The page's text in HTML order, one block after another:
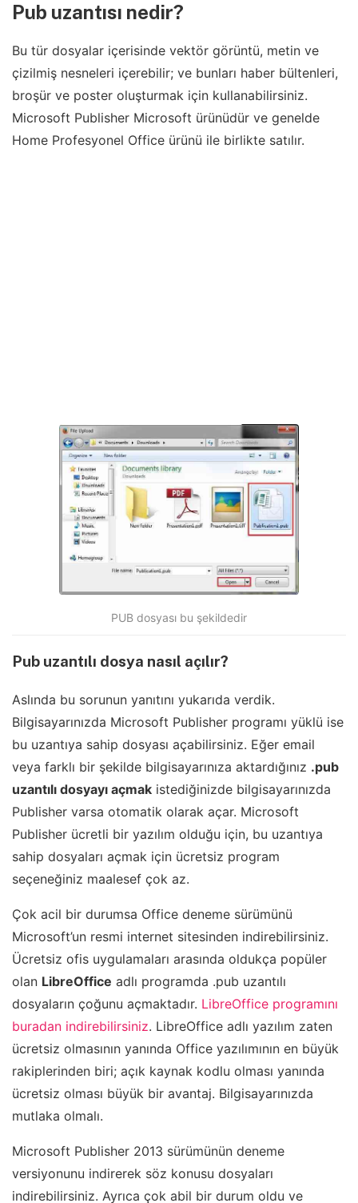
Pub uzantısı nedir?
Bu tür dosyalar içerisinde vektör görüntü, metin ve
çizilmiş nesneleri içerebilir; ve bunları haber bültenleri,
broşür ve poster oluşturmak için kullanabilirsiniz.
Microsoft Publisher Microsoft ürünüdür ve genelde
Home Profesyonel Office ürünü ile birlikte satılır.
PUB dosyası bu şekildedir
Pub uzantılı dosya nasıl açılır?
Aslında bu sorunun yanıtını yukarıda verdik.
Bilgisayarınızda Microsoft Publisher programı yüklü ise
bu uzantıya sahip dosyası açabilirsiniz. Eğer email
veya farklı bir şekilde bilgisayarınıza aktardığınız .pub
uzantılı dosyayı açmak istediğinizde bilgisayarınızda
Publisher varsa otomatik olarak açar. Microsoft
Publisher ücretli bir yazılım olduğu için, bu uzantıya
sahip dosyaları açmak için ücretsiz program
seçeneğiniz maalesef çok az.
Çok acil bir durumsa Office deneme sürümünü
Microsoft’un resmi internet sitesinden indirebilirsiniz.
Ücretsiz ofis uygulamaları arasında oldukça popüler
olan LibreOffice adlı programda .pub uzantılı
dosyaların çoğunu açmaktadır. LibreOffice programını
buradan indirebilirsiniz. LibreOffice adlı yazılım zaten
ücretsiz olmasının yanında Office yazılımının en büyük
rakiplerinden biri; açık kaynak kodlu olması yanında
ücretsiz olması büyük bir avantaj. Bilgisayarınızda
mutlaka olmalı.
Microsoft Publisher 2013 sürümünün deneme
versiyonunu indirerek söz konusu dosyaları
indirebilirsiniz. Ayrıca çok abil bir durum oldu ve